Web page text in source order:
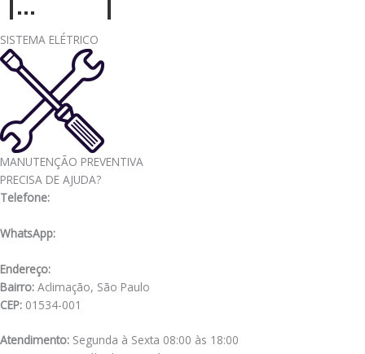
SISTEMA ELÉTRICO
MANUTENÇÃO PREVENTIVA
PRECISA DE AJUDA?
Telefone:
WhatsApp:
Endereço:
Bairro: Aclimação, São Paulo
CEP: 01534-001
Atendimento: Segunda à Sexta 08:00 às 18:00